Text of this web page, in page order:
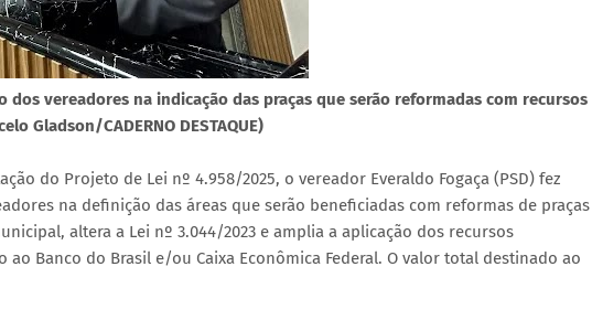
dos vereadores na indicação das praças que serão reformadas com recursos
Gladson/CADERNO DESTAQUE)
do Projeto de Lei nº 4.958/2025, o vereador Everaldo Fogaça (PSD) fez
na definição das áreas que serão beneficiadas com reformas de praças
altera a Lei nº 3.044/2023 e amplia a aplicação dos recursos
Banco do Brasil e/ou Caixa Econômica Federal. O valor total destinado ao